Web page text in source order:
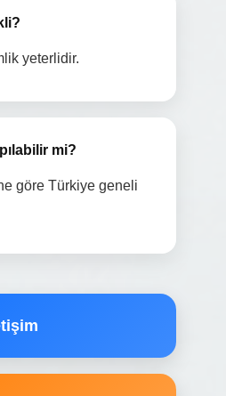
yeterlidir.
mi?
göre Türkiye geneli